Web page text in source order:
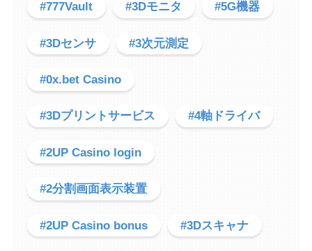
#777Vault #3Dモニタ #5G機器
#3Dセンサ #3次元測定
#0x.bet Casino
#3Dプリントサービス #4軸ドライバ
#2UP Casino login
#2分割画面表示装置
#2UP Casino bonus #3Dスキャナ